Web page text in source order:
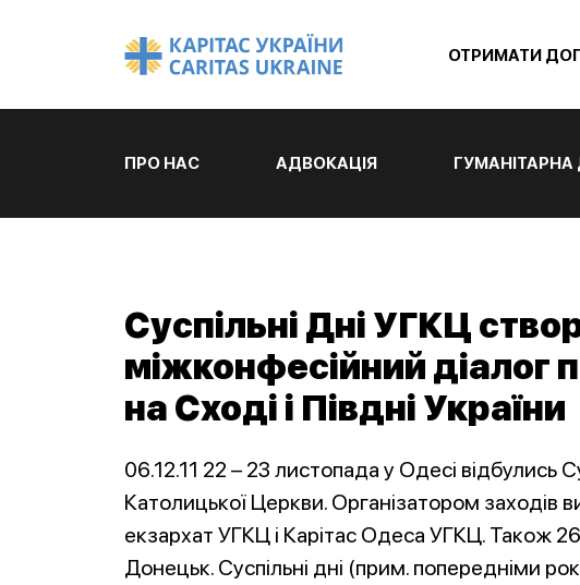
ОТРИМАТИ
ПРО НАС АДВОКАЦІЯ
Суспільні Дні УГКЦ
міжконфесійний діалог
на Сході і Півдні України
06.12.11 22 – 23 листопада у Одесі відбулись
Католицької Церкви. Організатором
екзархат УГКЦ і Карітас Одеса УГКЦ. Також 26
Донецьк. Суспільні дні (прим. попередніми